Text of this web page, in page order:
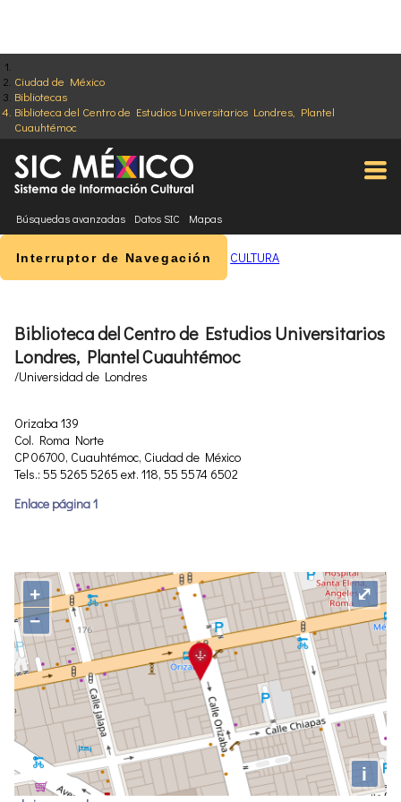
Ciudad de México
Bibliotecas
Biblioteca del Centro de Estudios Universitarios Londres, Plantel
Cuauhtémoc
Búsquedas avanzadas Datos SIC Mapas
Interruptor de Navegación CULTURA
Biblioteca del Centro de Estudios Universitarios
Londres, Plantel Cuauhtémoc
/Universidad de Londres
Orizaba 139
Col. Roma Norte
CP 06700, Cuauhtémoc, Ciudad de México
Tels.: 55 5265 5265 ext. 118, 55 5574 6502
Enlace página 1
+
−
i
⤢